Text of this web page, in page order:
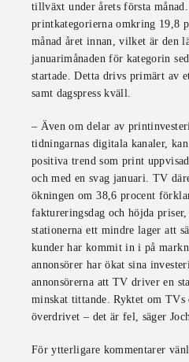
tillväxt under årets första
printkategorierna omkring 19,8
månad året innan, vilket är den
januarimånaden för kategorin
startade. Detta drivs primärt av
samt dagspress kväll.
– Även om delar av
tidningarnas digitala kanaler,
positiva trend som print
och med en svag januari. TV
ökningen om 38,6 procent
faktureringsdag och höjda
stationerna ett mindre lager att
kunder har kommit in i på
annonsörer har ökat sina
annonsörerna att TV driver en
minskat tittande. Ryktet om TVs
överdrivet – det är fel, säger
För ytterligare kommentarer